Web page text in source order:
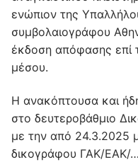
ενώπιον της
συμβολαιογράφου
έκδοση απόφασης επί
μέσου.
Η ανακόπτουσα και
στο δευτεροβάθμιο
με την από 24.3.2025
δικογράφου ΓΑΚ/